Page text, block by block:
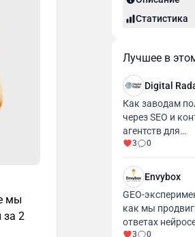
мы
за 2
Статистика
Лучшее в
Digital
Как заводам
через SEO и
агентств для
производства
3 0
Envybox
GEO-
как мы
ответах
3 0